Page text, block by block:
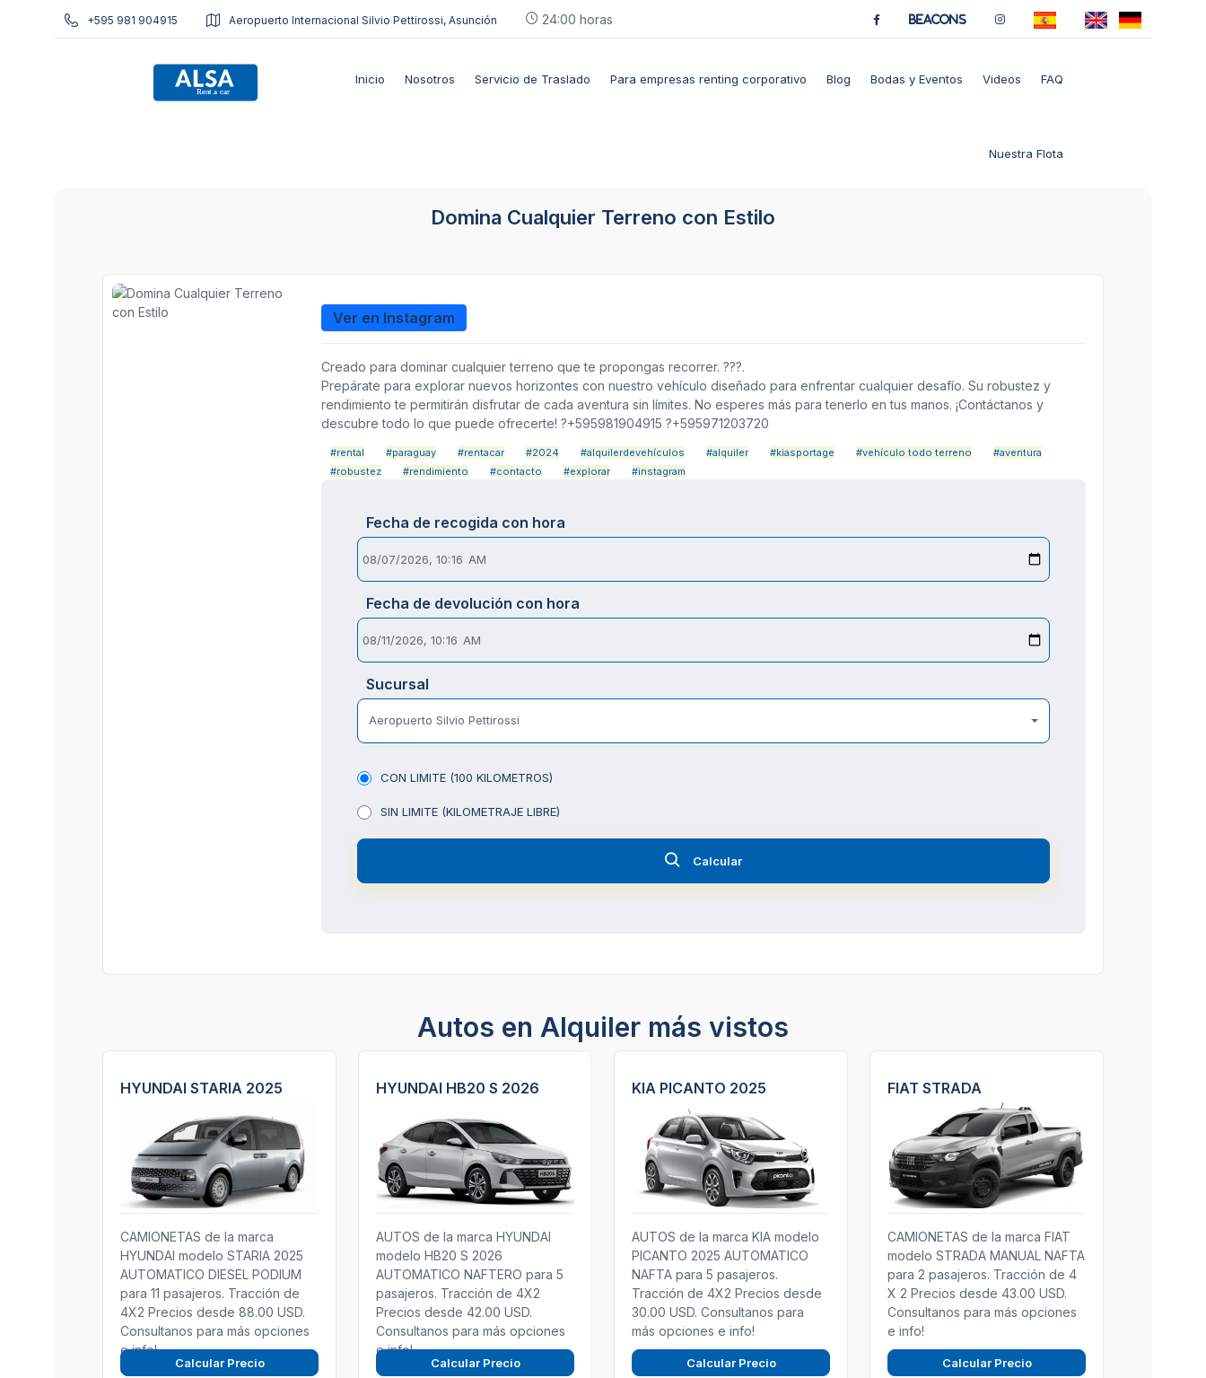
+595 981 904915 Aeropuerto Internacional Silvio Pettirossi, Asunción 24:00 horas BeaCons
Inicio Nosotros Servicio de Traslado Para empresas renting corporativo Blog Bodas y Eventos Videos FAQ
Nuestra Flota
Domina Cualquier Terreno con Estilo
Ver en Instagram
Creado para dominar cualquier terreno que te propongas recorrer. ???.
Prepárate para explorar nuevos horizontes con nuestro vehículo diseñado para enfrentar cualquier desafío. Su robustez y
rendimiento te permitirán disfrutar de cada aventura sin límites. No esperes más para tenerlo en tus manos. ¡Contáctanos y
descubre todo lo que puede ofrecerte! ?+595981904915 ?+595971203720
#rental #paraguay #rentacar #2024 #alquilerdevehículos #alquiler #kiasportage #vehículo todo terreno
#aventura
#robustez
#rendimiento #contacto #explorar #instagram
Fecha de recogida con hora
Fecha de devolución con hora
Sucursal
Aeropuerto Silvio Pettirossi
CON LIMITE (100 KILOMETROS)
SIN LIMITE (KILOMETRAJE LIBRE)
Calcular
Autos en Alquiler más vistos
HYUNDAI STARIA 2025
CAMIONETAS de la marca
HYUNDAI modelo STARIA 2025
AUTOMATICO DIESEL PODIUM
para 11 pasajeros. Tracción de
4X2 Precios desde 88.00 USD.
Consultanos para más opciones
e info!
Calcular Precio
HYUNDAI HB20 S 2026
AUTOS de la marca HYUNDAI
modelo HB20 S 2026
AUTOMATICO NAFTERO para 5
pasajeros. Tracción de 4X2
Precios desde 42.00 USD.
Consultanos para más opciones
e info!
Calcular Precio
KIA PICANTO 2025
AUTOS de la marca KIA modelo
PICANTO 2025 AUTOMATICO
NAFTA para 5 pasajeros.
Tracción de 4X2 Precios desde
30.00 USD. Consultanos para
más opciones e info!
Calcular Precio
FIAT STRADA
CAMIONETAS de la marca FIAT
modelo STRADA MANUAL NAFTA
para 2 pasajeros. Tracción de 4
X 2 Precios desde 43.00 USD.
Consultanos para más opciones
e info!
Calcular Precio